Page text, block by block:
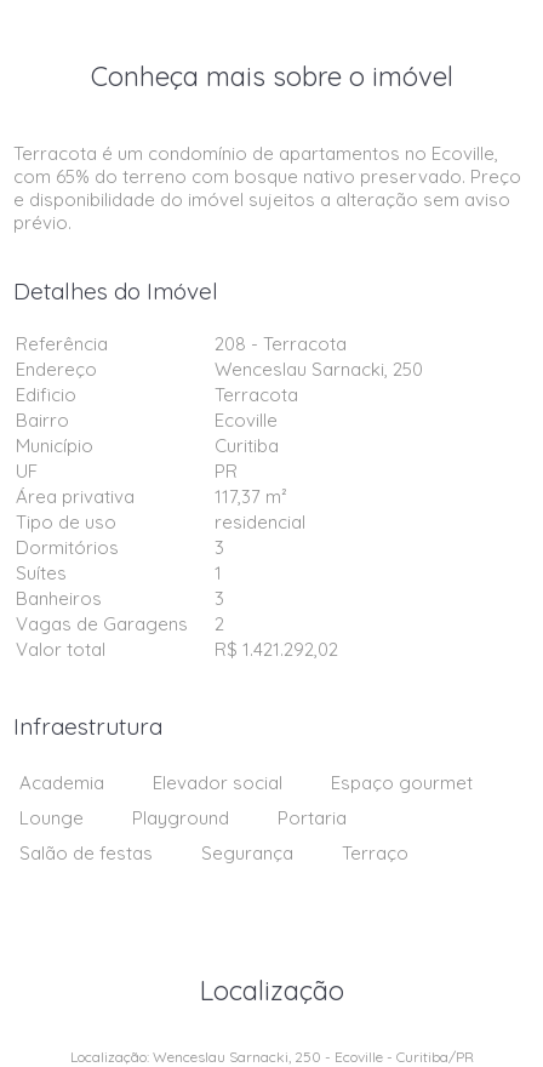
Conheça mais sobre o imóvel
Terracota é um condomínio de apartamentos no Ecoville,
com 65% do terreno com bosque nativo preservado. Preço
e disponibilidade do imóvel sujeitos a alteração sem aviso
prévio.
Detalhes do Imóvel
Referência
208 - Terracota
Endereço
Wenceslau Sarnacki, 250
Edificio
Terracota
Bairro
Ecoville
Município
Curitiba
UF
PR
Área privativa
117,37 m²
Tipo de uso
residencial
Dormitórios
3
Suítes
1
Banheiros
3
Vagas de Garagens
2
Valor total
R$ 1.421.292,02
Infraestrutura
Academia Elevador social
Espaço gourmet
Lounge
Playground
Portaria
Salão de festas
Segurança Terraço
Localização
Localização: Wenceslau Sarnacki, 250 - Ecoville - Curitiba/PR